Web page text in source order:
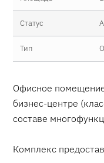
Статус
Тип
Офисное
бизнес-центре
составе
Комплекс